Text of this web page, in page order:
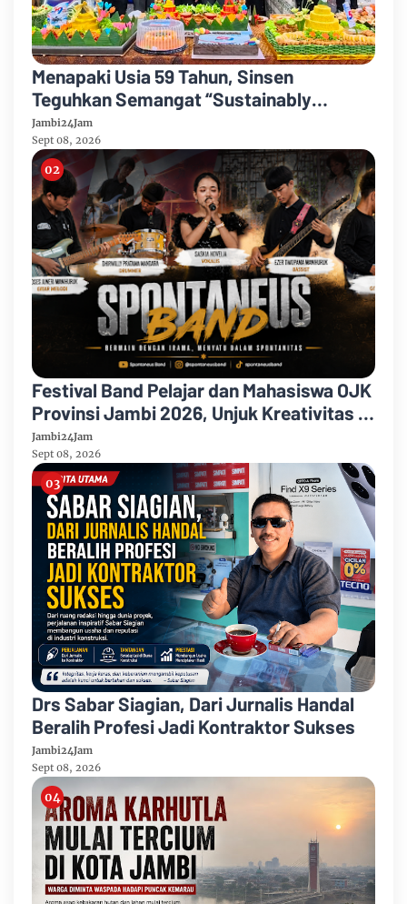
Menapaki Usia 59 Tahun, Sinsen
Teguhkan Semangat “Sustainably
Growing”
Jambi24Jam
Sept 08, 2026
Festival Band Pelajar dan Mahasiswa OJK
Provinsi Jambi 2026, Unjuk Kreativitas di
Taman Banjuran Budayo, Spontaneus
Band Raih Juara 2
Jambi24Jam
Sept 08, 2026
Drs Sabar Siagian, Dari Jurnalis Handal
Beralih Profesi Jadi Kontraktor Sukses
Jambi24Jam
Sept 08, 2026